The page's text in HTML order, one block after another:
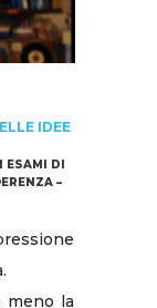
IDEE
ESAMI DI
–
meno la